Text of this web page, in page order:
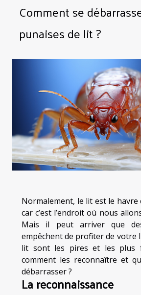
Comment se
punaises de lit ?
Normalement, le lit est le havre
car c’est l’endroit où nous
Mais il peut arriver que
empêchent de profiter de votre
lit sont les pires et les plus
comment les reconnaître et
débarrasser ?
La reconnaissance